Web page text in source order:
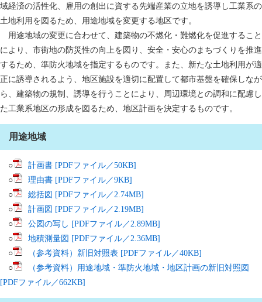
域経済の活性化、雇用の創出に資する先端産業の立地を誘導し工業系の
土地利用を図るため、用途地域を変更する地区です。
用途地域の変更に合わせて、建築物の不燃化・難燃化を促進すること
により、市街地の防災性の向上を図り、安全・安心のまちづくりを推進
するため、準防火地域を指定するものです。また、新たな土地利用が適
正に誘導されるよう、地区施設を適切に配置して都市基盤を確保しなが
ら、建築物の規制、誘導を行うことにより、周辺環境との調和に配慮し
た工業系地区の形成を図るため、地区計画を決定するものです。
用途地域
○
計画書 [PDFファイル／50KB]
○
理由書 [PDFファイル／9KB]
○
総括図 [PDFファイル／2.74MB]
○
計画図 [PDFファイル／2.19MB]
○
公図の写し [PDFファイル／2.89MB]
○
地積測量図 [PDFファイル／2.36MB]
○
（参考資料）新旧対照表 [PDFファイル／40KB]
○
（参考資料）用途地域・準防火地域・地区計画の新旧対照図
[PDFファイル／662KB]